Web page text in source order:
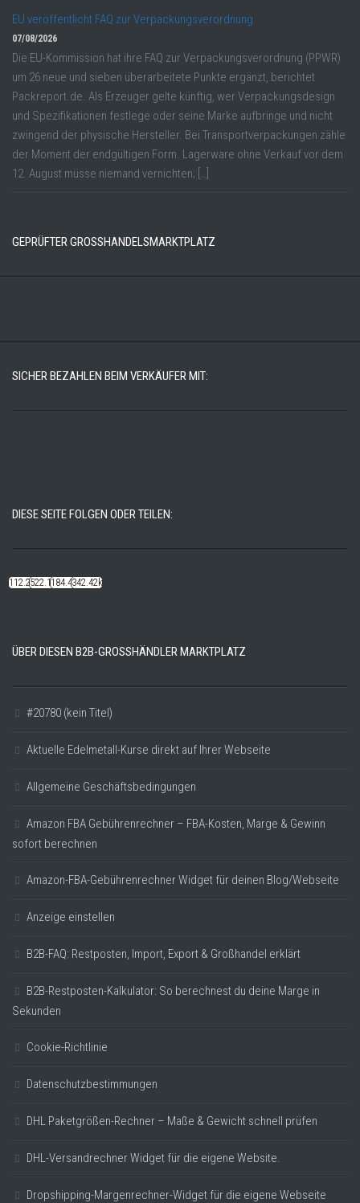
EU veröffentlicht FAQ zur Verpackungsverordnung
07/08/2026
Die EU-Kommission hat ihre FAQ zur Verpackungsverordnung (PPWR)
um 26 neue und sieben überarbeitete Punkte ergänzt, berichtet
Packreport.de. Als Erzeuger gelte künftig, wer Verpackungsdesign
und Spezifikationen festlege oder seine Marke aufbringe und nicht
zwingend der physische Hersteller. Bei Transportverpackungen zähle
der Moment der endgültigen Form. Lagerware ohne Verkauf vor dem
12. August müsse niemand vernichten; […]
GEPRÜFTER GROSSHANDELSMARKTPLATZ
SICHER BEZAHLEN BEIM VERKÄUFER MIT:
DIESE SEITE FOLGEN ODER TEILEN:
112.22k522.14k184.48k342.42k
ÜBER DIESEN B2B-GROSSHÄNDLER MARKTPLATZ
#20780 (kein Titel)
Aktuelle Edelmetall-Kurse direkt auf Ihrer Webseite
Allgemeine Geschäftsbedingungen
Amazon FBA Gebührenrechner – FBA-Kosten, Marge & Gewinn
sofort berechnen
Amazon-FBA-Gebührenrechner Widget für deinen Blog/Webseite
Anzeige einstellen
B2B-FAQ: Restposten, Import, Export & Großhandel erklärt
B2B-Restposten-Kalkulator: So berechnest du deine Marge in
Sekunden
Cookie-Richtlinie
Datenschutzbestimmungen
DHL Paketgrößen-Rechner – Maße & Gewicht schnell prüfen
DHL-Versandrechner Widget für die eigene Website.
Dropshipping-Margenrechner-Widget für die eigene Webseite